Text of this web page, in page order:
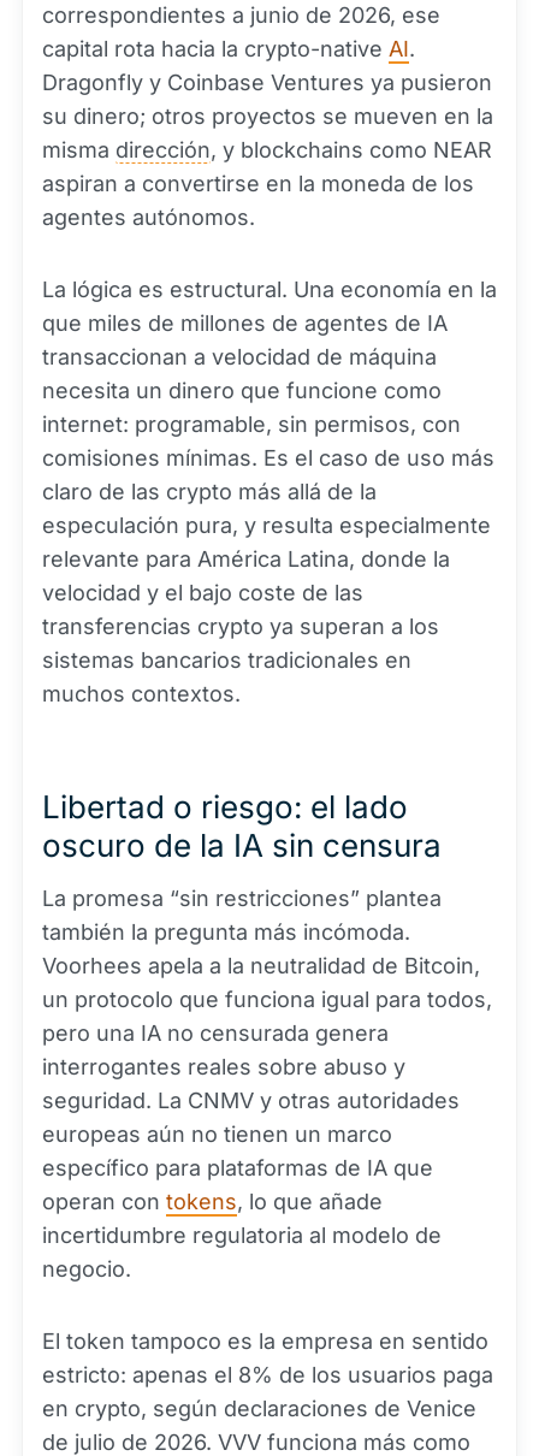
correspondientes a junio de 2026, ese
capital rota hacia la crypto-native AI.
Dragonfly y Coinbase Ventures ya pusieron
su dinero; otros proyectos se mueven en la
misma dirección, y blockchains como NEAR
aspiran a convertirse en la moneda de los
agentes autónomos.
La lógica es estructural. Una economía en la
que miles de millones de agentes de IA
transaccionan a velocidad de máquina
necesita un dinero que funcione como
internet: programable, sin permisos, con
comisiones mínimas. Es el caso de uso más
claro de las crypto más allá de la
especulación pura, y resulta especialmente
relevante para América Latina, donde la
velocidad y el bajo coste de las
transferencias crypto ya superan a los
sistemas bancarios tradicionales en
muchos contextos.
Libertad o riesgo: el lado
oscuro de la IA sin censura
La promesa “sin restricciones” plantea
también la pregunta más incómoda.
Voorhees apela a la neutralidad de Bitcoin,
un protocolo que funciona igual para todos,
pero una IA no censurada genera
interrogantes reales sobre abuso y
seguridad. La CNMV y otras autoridades
europeas aún no tienen un marco
específico para plataformas de IA que
operan con tokens, lo que añade
incertidumbre regulatoria al modelo de
negocio.
El token tampoco es la empresa en sentido
estricto: apenas el 8% de los usuarios paga
en crypto, según declaraciones de Venice
de julio de 2026. VVV funciona más como